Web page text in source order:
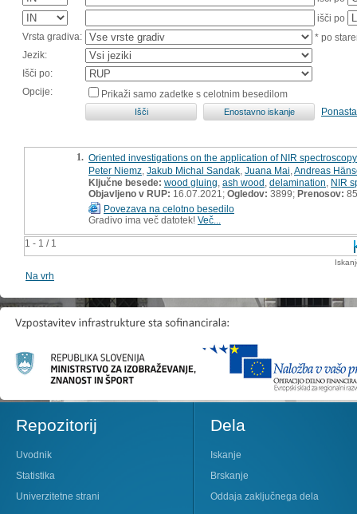
išči po
Vrsta gradiva:
* po
Jezik:
Išči po:
Opcije:
Prikaži samo zadetke s celotnim besedilom
1 - 1 / 1
1. Oriented investigations on the application of NIR
Peter Niemz Jakub Michal Sandak Juana Mai Andreas
Ključne besede: wood gluing ash wood delamination NIR
Objavljeno v RUP: 16.07.2021; Ogledov: 3899; Prenosov: 85
Povezava na celotno besedilo
Gradivo ima več datotek! Več...
Na vrh
Repozitorij
Uvodnik
Statistika
Univerzitetne strani
Dela
Iskanje
Brskanje
Oddaja zaključnega dela